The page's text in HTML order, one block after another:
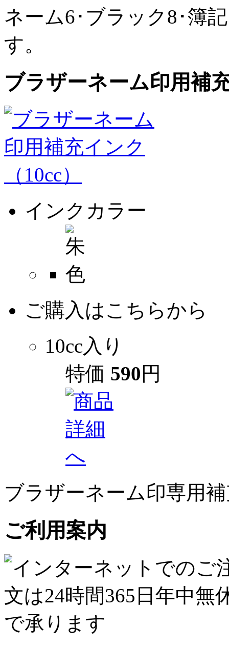
ネーム6･ブラック8･簿
す。
ブラザーネーム印用補
インクカラー
ご購入はこちらから
10cc入り
特価 590円
ブラザーネーム印専用
ご利用案内